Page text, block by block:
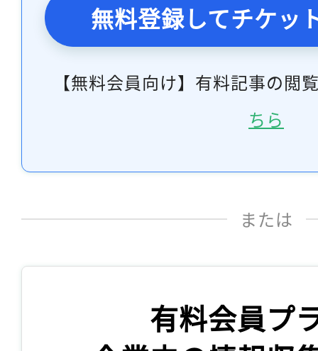
無料登録してチケッ
【無料会員向け】有料記事の閲
ちら
または
有料会員プ